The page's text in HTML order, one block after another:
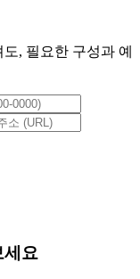
, 필요한 구성과 예
세요